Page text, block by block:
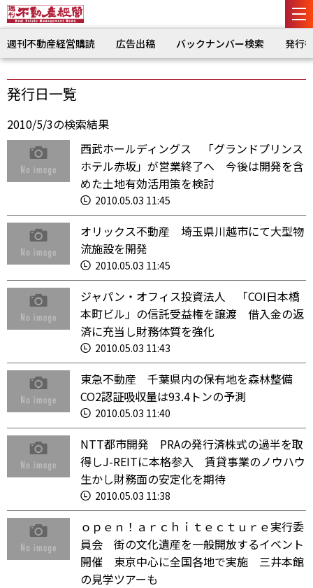
週刊不動産経営購読 広告出稿 バックナンバー検索 発行
発行日一覧
2010/5/3の検索結果
西武ホールディングス 「グランドプリンス
ホテル赤坂」が営業終了へ 今後は開発を含
めた土地有効活用策を検討
2010.05.03 11:45
オリックス不動産 埼玉県川越市にて大型物
流施設を開発
2010.05.03 11:45
ジャパン・オフィス投資法人 「COI日本橋
本町ビル」の信託受益権を譲渡 借入金の返
済に充当し財務体質を強化
2010.05.03 11:43
東急不動産 千葉県内の保有地を森林整備
CO2認証吸収量は93.4トンの予測
2010.05.03 11:40
NTT都市開発 PRAの発行済株式の過半を取
得しJ-REITに本格参入 賃貸事業のノウハウ
生かし財務面の安定化を期待
2010.05.03 11:38
ｏｐｅｎ！ａｒｃｈｉｔｅｃｔｕｒｅ実行委
員会 街の文化遺産を一般開放するイベント
開催 東京中心に全国各地で実施 三井本館
の見学ツアーも